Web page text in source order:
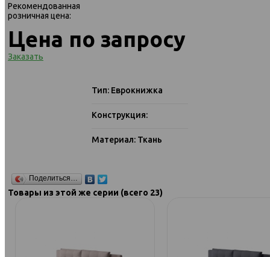
Рекомендованная
розничная цена:
Цена по запросу
Заказать
Тип: Еврокнижка
Конструкция:
Материал: Ткань
Поделиться…
Товары из этой же серии (всего 23)